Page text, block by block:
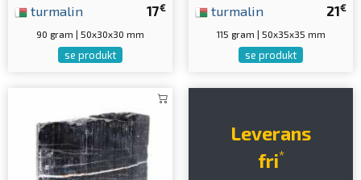
17€
turmalin
90 gram | 50x30x30 mm
se produkt
21€
turmalin
115 gram | 50x35x35 mm
se produkt
Leverans
fri*